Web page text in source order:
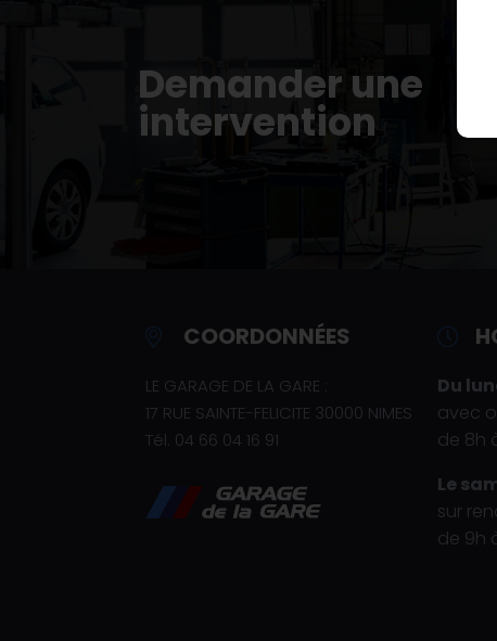
Demander une
intervention
COORDONNÉES
LE GARAGE DE LA GARE :
17 RUE SAINTE-FELICITE 30000 NIMES
Tél. 04 66 04 16 91
Du
avec
de 8h
Le
sur
de 9h